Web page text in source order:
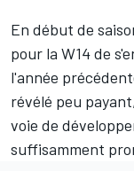
En début de
pour la W14 de
l'année
révélé peu
voie de
suffisamment